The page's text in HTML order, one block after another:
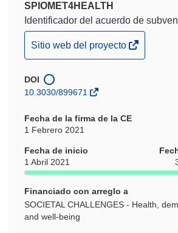
SPIOMET4HEALTH
Identificador del acuerdo de
(se
abrirá
una
ventana)
Sitio web del proyecto
DOI
10.3030/899671
Fecha de la firma de la CE
1 Febrero 2021
Fecha de inicio
1 Abril 2021
Financiado con arreglo a
SOCIETAL CHALLENGES - Health,
and well-being